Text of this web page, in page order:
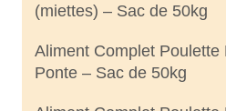
(miettes) – Sac de 50kg
Aliment Complet Poulette
Ponte – Sac de 50kg